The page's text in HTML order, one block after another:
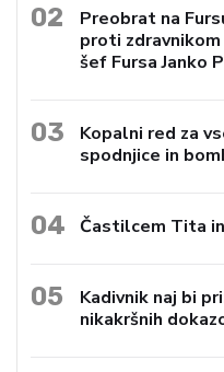
02
Preobrat na
proti zdravnikom
šef Fursa Janko
03
Kopalni red za
spodnjice in
04 Častilcem Tita
05
Kadivnik naj bi
nikakršnih